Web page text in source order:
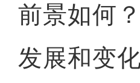
前景如何
发展和变